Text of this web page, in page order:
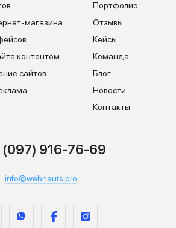
магазина
контентом
сайтов
Портфолио
Отзывы
Кейсы
Команда
Блог
Новости
Контакты
(097) 916-76-69
info@webnauts.pro